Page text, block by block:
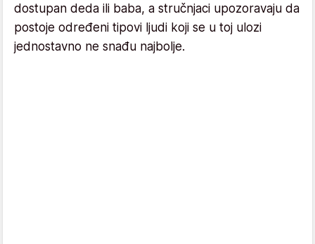
dostupan deda ili baba, a stručnjaci upozoravaju da
postoje određeni tipovi ljudi koji se u toj ulozi
jednostavno ne snađu najbolje.